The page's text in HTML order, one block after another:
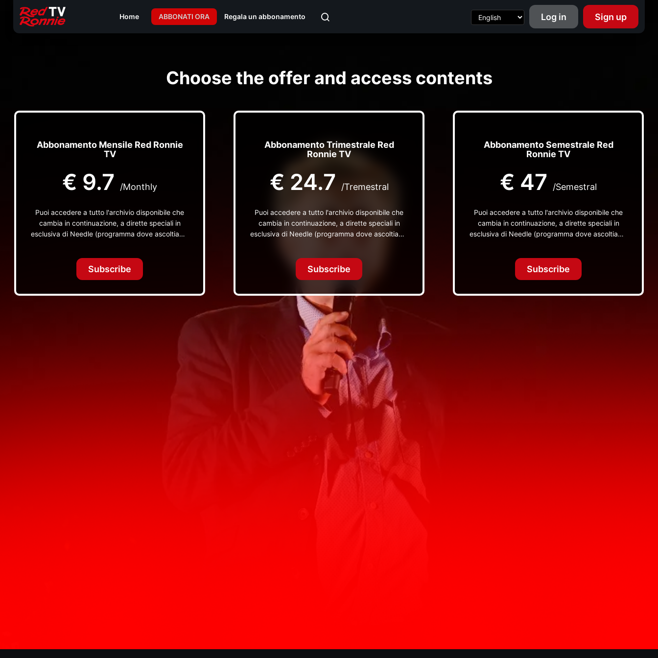
Home ABBONATI ORA Regala un abbonamento Log in Sign up
Choose the offer and access contents
Abbonamento Mensile Red Ronnie
TV
€ 9.7 /Monthly
Puoi accedere a tutto l'archivio disponibile che
cambia in continuazione, a dirette speciali in
esclusiva di Needle (programma dove ascoltiamo
TV non visibili da nessuna altra parte
Subscribe
Abbonamento Trimestrale Red
Ronnie TV
€ 24.7 /Tremestral
Puoi accedere a tutto l'archivio disponibile che
cambia in continuazione, a dirette speciali in
esclusiva di Needle (programma dove ascoltiamo
TV non visibili da nessuna altra parte
Subscribe
Abbonamento Semestrale Red
Ronnie TV
€ 47 /Semestral
Puoi accedere a tutto l'archivio disponibile che
cambia in continuazione, a dirette speciali in
esclusiva di Needle (programma dove ascoltiamo
TV non visibili da nessuna altra parte
Subscribe